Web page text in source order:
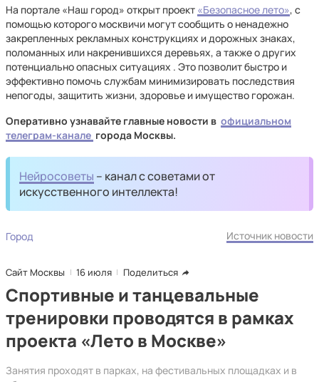
На портале «Наш город» открыт проект «Безопасное лето», с
помощью которого москвичи могут сообщить о ненадежно
закрепленных рекламных конструкциях и дорожных знаках,
поломанных или накренившихся деревьях, а также о других
потенциально опасных ситуациях . Это позволит быстро и
эффективно помочь службам минимизировать последствия
непогоды, защитить жизни, здоровье и имущество горожан.
Оперативно узнавайте главные новости в официальном
телеграм-канале города Москвы.
Нейросоветы – канал с советами от
искусственного интеллекта!
Город Источник новости
Сайт Москвы 16 июля Поделиться
Спортивные и танцевальные
тренировки проводятся в рамках
проекта «Лето в Москве»
Занятия проходят в парках, на фестивальных площадках и в